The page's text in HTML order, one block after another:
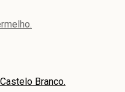
Branco.